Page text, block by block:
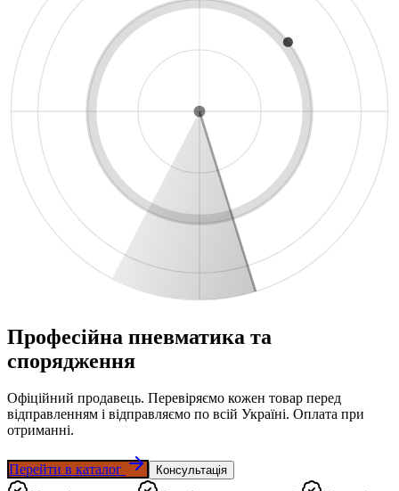
Професійна пневматика та
спорядження
Офіційний продавець. Перевіряємо кожен товар перед
відправленням і відправляємо по всій Україні. Оплата при
отриманні.
Перейти в каталог Консультація